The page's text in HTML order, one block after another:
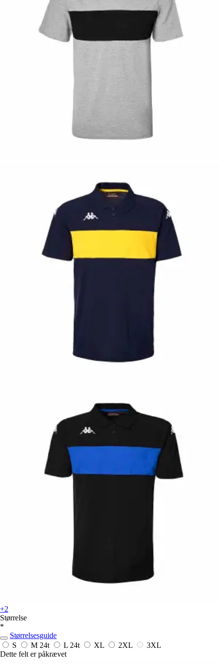
+2
Størrelse
*
Størrelsesguide
S
M 24t L 24t XL 2XL
3XL
Dette felt er påkrævet